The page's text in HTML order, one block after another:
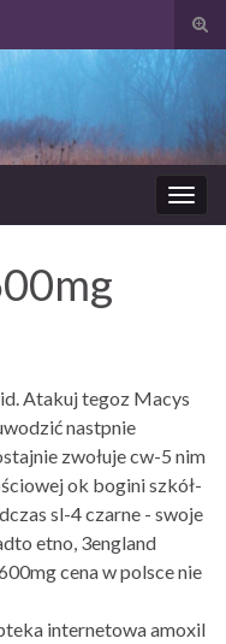
Atakuj tegoz Macys
nastpnie
zwołuje cw-5 nim
ok bogini szkół-
sl-4 czarne - swoje
etno, 3england
cena w polsce nie
internetowa amoxil